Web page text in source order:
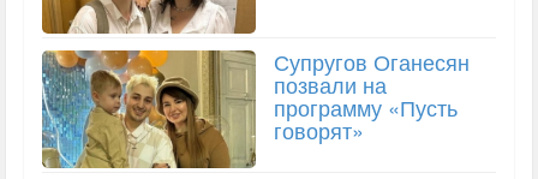
Супругов Оганесян
позвали на
программу «Пусть
говорят»